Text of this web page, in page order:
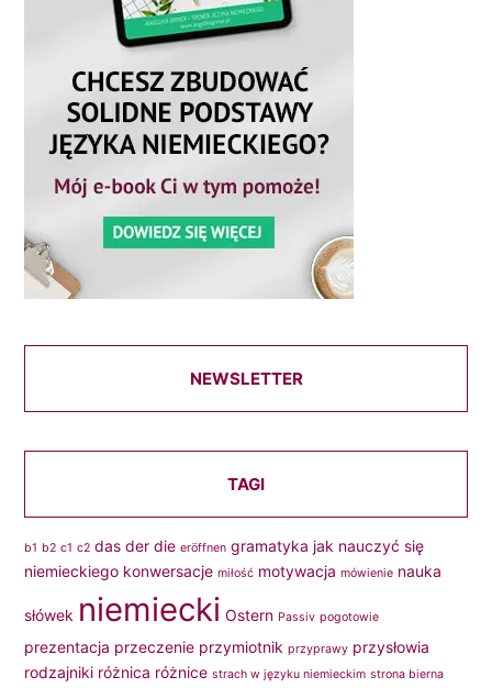
NEWSLETTER
TAGI
b1 b2 c1 c2 das der die eröffnen gramatyka jak nauczyć się
niemieckiego konwersacje miłość motywacja mówienie nauka
słówek niemiecki Ostern Passiv pogotowie
prezentacja przeczenie przymiotnik przyprawy przysłowia
rodzajniki różnica różnice strach w języku niemieckim strona bierna